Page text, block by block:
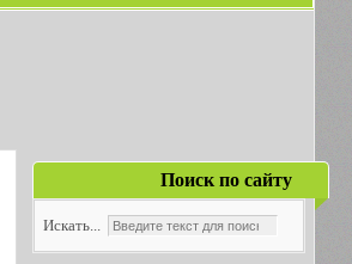
Поиск по сайту
Искать...